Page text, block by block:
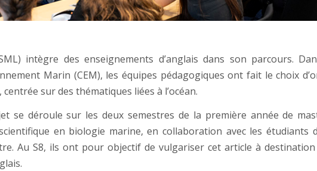
intègre des enseignements d’anglais dans son parcours.
Marin (CEM), les équipes pédagogiques ont fait le choix
sur des thématiques liées à l’océan.
se déroule sur les deux semestres de la première année de
en biologie marine, en collaboration avec les étudiants
Au S8, ils ont pour objectif de vulgariser cet article à